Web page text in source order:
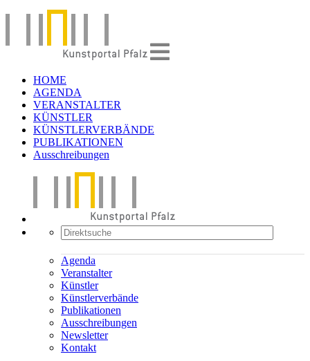
HOME
AGENDA
VERANSTALTER
KÜNSTLER
KÜNSTLERVERBÄNDE
PUBLIKATIONEN
Ausschreibungen
Agenda
Veranstalter
Künstler
Künstlerverbände
Publikationen
Ausschreibungen
Newsletter
Kontakt